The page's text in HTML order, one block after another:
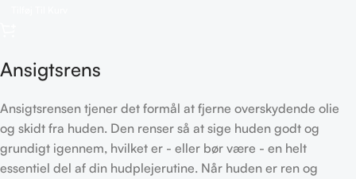
Ansigtsrens
Ansigtsrensen tjener det formål at fjerne overskydende olie
og skidt fra huden. Den renser så at sige huden godt og
grundigt igennem, hvilket er - eller bør være - en helt
essentiel del af din hudplejerutine. Når huden er ren og